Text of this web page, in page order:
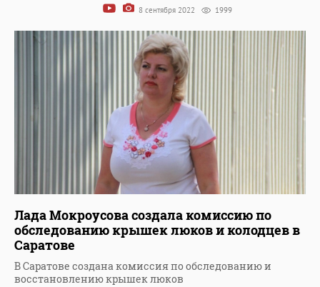
8 сентября 2022 1999
Лада Мокроусова создала комиссию по
обследованию крышек люков и колодцев в
Саратове
В Саратове создана комиссия по обследованию и
восстановлению крышек люков